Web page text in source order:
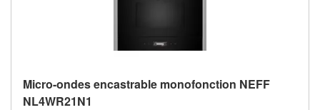
Micro-ondes encastrable monofonction NEFF
NL4WR21N1